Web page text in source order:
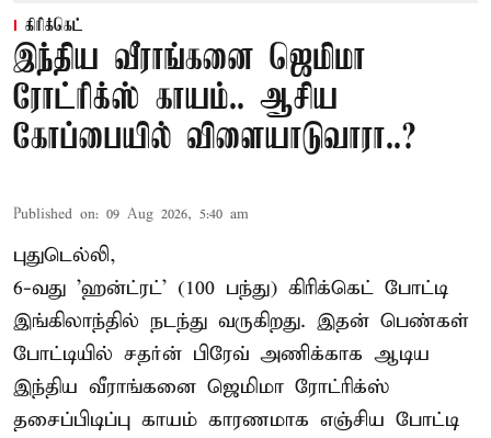
கிரிக்கெட்
இந்திய வீராங்கனை ஜெமிமா
ரோட்ரிக்ஸ் காயம்.. ஆசிய
கோப்பையில் விளையாடுவாரா..?
Published on: 09 Aug 2026, 5:40 am
புதுடெல்லி,
6-வது 'ஹன்ட்ரட்' (100 பந்து) கிரிக்கெட் போட்டி
இங்கிலாந்தில் நடந்து வருகிறது. இதன் பெண்கள்
போட்டியில் சதர்ன் பிரேவ் அணிக்காக ஆடிய
இந்திய வீராங்கனை ஜெமிமா ரோட்ரிக்ஸ்
தசைப்பிடிப்பு காயம் காரணமாக எஞ்சிய போட்டி